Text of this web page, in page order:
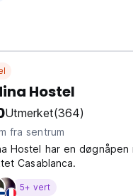
Hostel
Utmerket(364)
fra sentrum
Hostel har en
Casablanca.
5+ vert